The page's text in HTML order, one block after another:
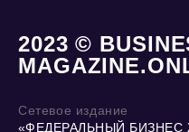
2023 ©
Сетевое издание
«ФЕДЕРАЛЬНЫЙ БИЗНЕС